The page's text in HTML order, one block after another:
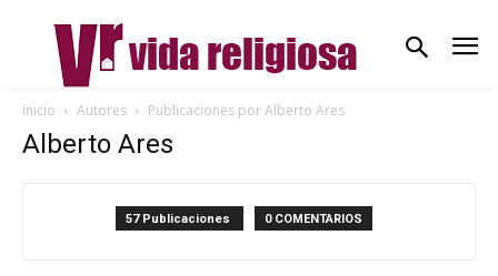
Inicio Autores Publicaciones por Alberto Ares
Alberto Ares
57 Publicaciones 0 COMENTARIOS